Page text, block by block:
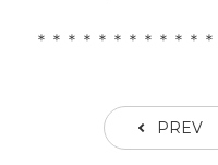
＊＊＊＊＊＊＊＊＊＊＊
PREV